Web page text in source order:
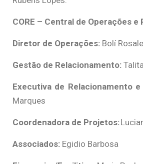
CORE – Central de Operações
Diretor de Operações: Bolí
Gestão de Relacionamento:
Executiva de Relacionamento e
Marques
Coordenadora de Projetos:
Associados: Egidio Barbosa